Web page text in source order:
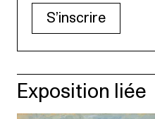
S’inscrire
Exposition liée